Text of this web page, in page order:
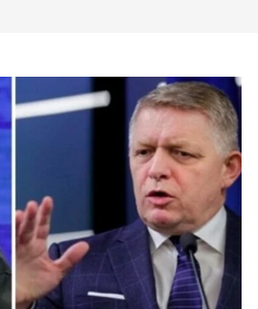
г
о
р
е
ж
и
м
у